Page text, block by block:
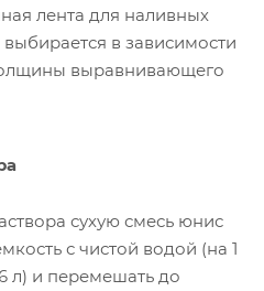
лента для наливных
в зависимости
выравнивающего
сухую смесь юнис
с чистой водой (на 1
л) и перемешать до